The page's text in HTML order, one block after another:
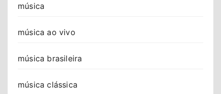
música
música ao vivo
música brasileira
música clássica